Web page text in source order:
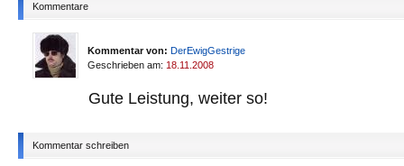
Kommentare
Kommentar von: DerEwigGestrige
Geschrieben am: 18.11.2008
Gute Leistung, weiter so!
Kommentar schreiben